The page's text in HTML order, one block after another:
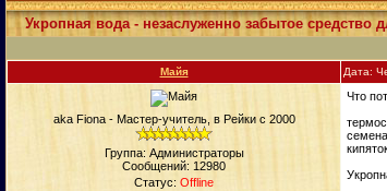
Укропная вода - незаслуженно забытое средство
Майя Дата:
aka Fiona - Мастер-учитель, в Рейки с 2000
Группа: Администраторы
Сообщений: 12980
Статус: Offline
Что
термос